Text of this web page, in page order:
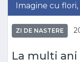
Imagine cu
ZI DE NASTERE
La multi ani